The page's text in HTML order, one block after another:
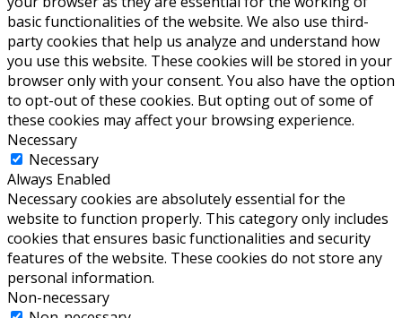
basic functionalities of the website. We also use third-
party cookies that help us analyze and understand how
you use this website. These cookies will be stored in your
browser only with your consent. You also have the option
to opt-out of these cookies. But opting out of some of
these cookies may affect your browsing experience.
Necessary
Necessary
Always Enabled
Necessary cookies are absolutely essential for the
website to function properly. This category only includes
cookies that ensures basic functionalities and security
features of the website. These cookies do not store any
personal information.
Non-necessary